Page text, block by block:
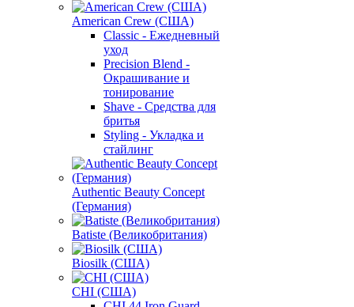
American Crew (США)
Classic - Ежедневный
уход
Precision Blend -
Окрашивание и
тонирование
Shave - Средства для
бритья
Styling - Укладка и
стайлинг
Authentic Beauty Concept
(Германия)
Batiste (Великобритания)
Biosilk (США)
CHI (США)